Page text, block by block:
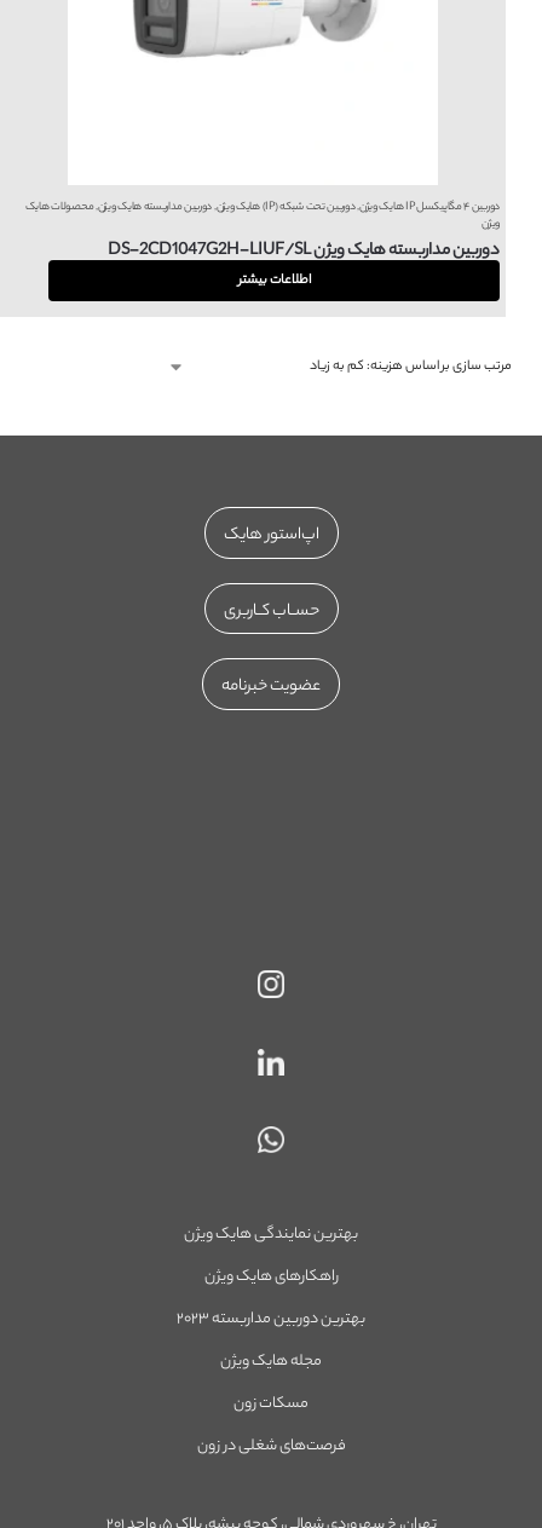
دوربین ۴ مگاپیکسل IP هایک ویژن ,دوربین تحت شبکه (IP) هایک ویژن ,دوربین مداربسته هایک ویژن,محصولات هایک
ویژن
دوربین مداربسته هایک ویژن DS-2CD1047G2H-LIUF/SL
اطلاعات بیشتر
بهترین نمایندگی هایک ویژن
راهکارهای هایک ویژن
بهترین دوربین مداربسته ۲۰۲۳
مجله هایک ویژن
مسکات زون
فرصت‌های شغلی در زون
اپ‌استور هایک
حســاب کــاربری
عضویت خبرنامه